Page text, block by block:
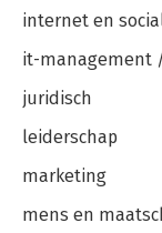
internet en
it-management
juridisch
leiderschap
marketing
mens en